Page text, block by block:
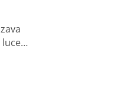
luce…